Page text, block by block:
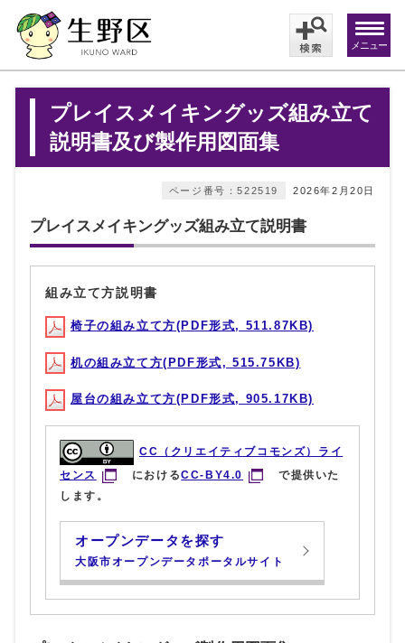
メニュー
プレイスメイキングッズ組み立て
説明書及び製作用図面集
2026年2月20日
ページ番号：522519
プレイスメイキングッズ組み立て説明書
組み立て方説明書
椅子の組み立て方(PDF形式, 511.87KB)
机の組み立て方(PDF形式, 515.75KB)
屋台の組み立て方(PDF形式, 905.17KB)
CC（クリエイティブコモンズ）ライ
センス
におけるCC-BY4.0
で提供いた
します。
オープンデータを探す
大阪市オープンデータポータルサイト